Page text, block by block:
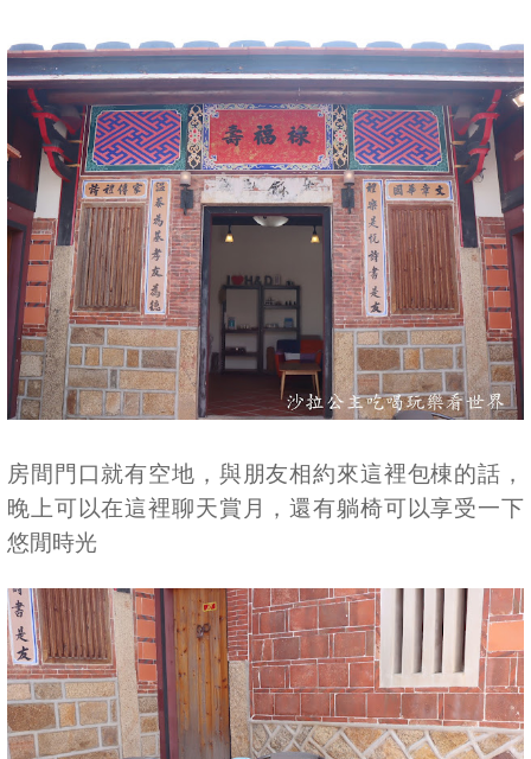
房間門口就有空地，與朋友相約來這裡包棟的話，
晚上可以在這裡聊天賞月，還有躺椅可以享受一下
悠閒時光